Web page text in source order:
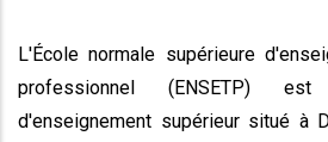
L'École normale supérieure
professionnel (ENSETP)
d'enseignement supérieur situé à